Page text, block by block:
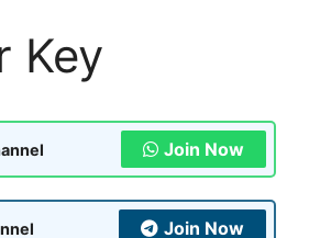
Key
Join Now
Join Now